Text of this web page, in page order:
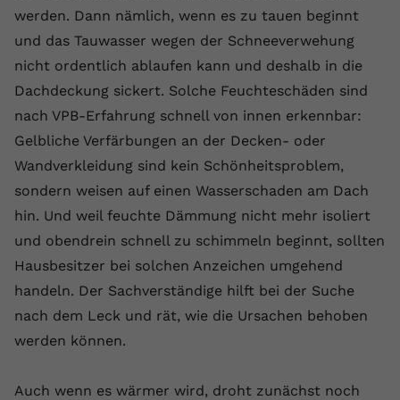
werden. Dann nämlich, wenn es zu tauen beginnt
und das Tauwasser wegen der Schneeverwehung
nicht ordentlich ablaufen kann und deshalb in die
Dachdeckung sickert. Solche Feuchteschäden sind
nach VPB-Erfahrung schnell von innen erkennbar:
Gelbliche Verfärbungen an der Decken- oder
Wandverkleidung sind kein Schönheitsproblem,
sondern weisen auf einen Wasserschaden am Dach
hin. Und weil feuchte Dämmung nicht mehr isoliert
und obendrein schnell zu schimmeln beginnt, sollten
Hausbesitzer bei solchen Anzeichen umgehend
handeln. Der Sachverständige hilft bei der Suche
nach dem Leck und rät, wie die Ursachen behoben
werden können.
Auch wenn es wärmer wird, droht zunächst noch
Zweck
Dieser von YouTube gesetzte Cookie
registriert eine eindeutige ID, um
Daten darüber zu speichern, welche
gesehen hat.
Anbieter Youtube.com
Zweck
Dieser von YouTube gesetzte Cookie
registriert eine eindeutige ID, um